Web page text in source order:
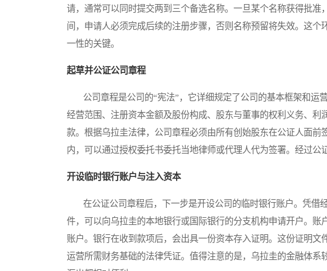
请，通常可以同时提交两到三个备选名称。一旦某个名称获得批准
间，申请人必须完成后续的注册步骤，否则名称预留将失效。这
一性的关键。
起草并公证公司章程
公司章程是公司的“宪法”，它详细规定了公司的基本框架和运
经营范围、注册资本金额及股份构成、股东与董事的权利义务、利
款。根据乌拉圭法律，公司章程必须由所有创始股东在公证人面前
内，可以通过授权委托书委托当地律师或代理人代为签署。经过公
开设临时银行账户与注入资本
在公证公司章程后，下一步是开设公司的临时银行账户。凭借
件，可以向乌拉圭的本地银行或国际银行的分支机构申请开户。
账户。银行在收到款项后，会出具一份资本存入证明。这份证明
运营所需财务基础的法律凭证。值得注意的是，乌拉圭的金融体系